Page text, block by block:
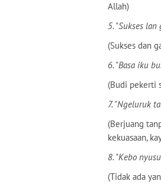
Allah)
5. "Sukses
(Sukses dan
6. "Basa iku
(Budi pekerti
7. "Ngeluruk
(Berjuang
kekuasaan,
8. "Kebo
(Tidak ada